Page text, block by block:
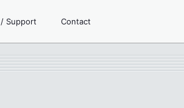
Support Contact